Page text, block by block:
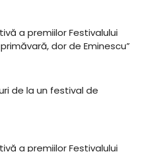
a premiilor Festivalului
dor de Eminescu”
de la un festival de
a premiilor Festivalului